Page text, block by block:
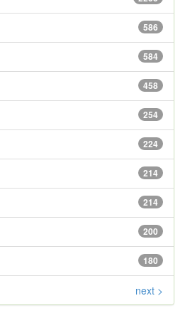
586
584
458
254
224
214
214
200
180
next >